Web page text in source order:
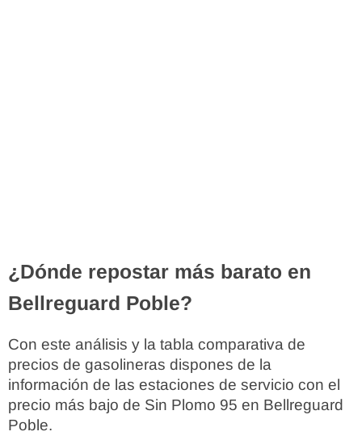
¿Dónde repostar más barato en
Bellreguard Poble?
Con este análisis y la tabla comparativa de
precios de gasolineras dispones de la
información de las estaciones de servicio con el
precio más bajo de Sin Plomo 95 en Bellreguard
Poble.